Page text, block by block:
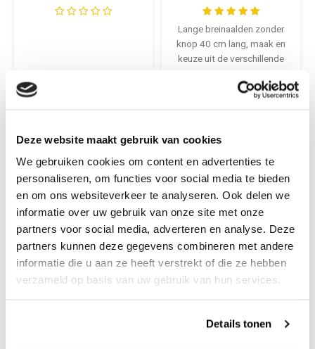
Deze website maakt gebruik van cookies
We gebruiken cookies om content en advertenties te
personaliseren, om functies voor social media te bieden
en om ons websiteverkeer te analyseren. Ook delen we
informatie over uw gebruik van onze site met onze
partners voor social media, adverteren en analyse. Deze
partners kunnen deze gegevens combineren met andere
informatie die u aan ze heeft verstrekt of die ze hebben
verzameld op basis van uw gebruik van hun services.
Details tonen
stuks
Lange breinaalden zonder
knop 40 cm lang, maak en
keuze uit de verschillende
€4,99
Pony Toerenteller